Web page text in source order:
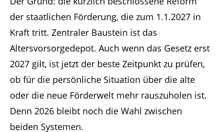
der staatlichen Förderung, die zum 1.1.2027 in
Kraft tritt. Zentraler Baustein ist das
Altersvorsorgedepot. Auch wenn das Gesetz erst
2027 gilt, ist jetzt der beste Zeitpunkt zu prüfen,
ob für die persönliche Situation über die alte
oder die neue Förderwelt mehr rauszuholen ist.
Denn 2026 bleibt noch die Wahl zwischen
beiden Systemen.